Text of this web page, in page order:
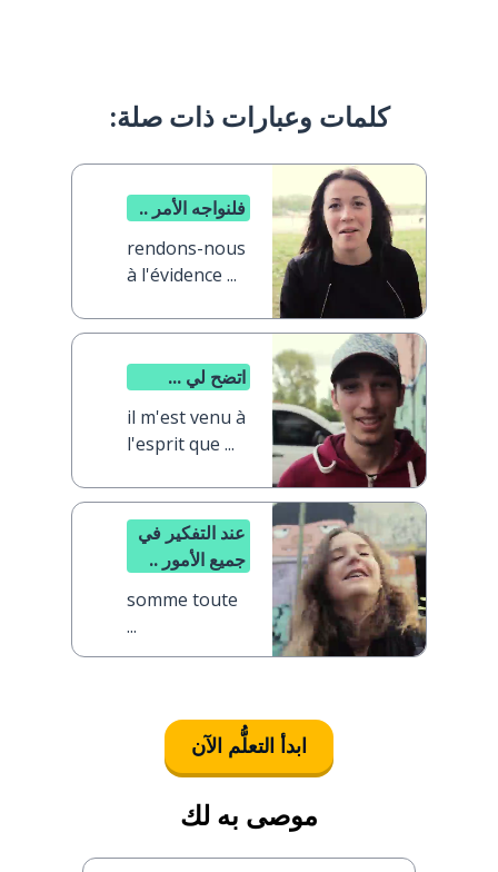
كلمات وعبارات ذات صلة:
فلنواجه الأمر ..
rendons-nous
à l'évidence ...
اتضح لي ...
il m'est venu à
l'esprit que ...
عند التفكير في
جميع الأمور ..
somme toute
...
ابدأ التعلُّم الآن
موصى به لك